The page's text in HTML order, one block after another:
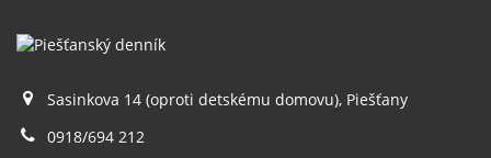
Sasinkova 14 (oproti detskému domovu), Piešťany
0918/694 212